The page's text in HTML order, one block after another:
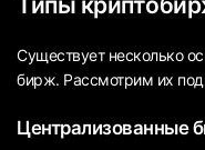
Существует несколько
бирж. Рассмотрим их
Централизованные